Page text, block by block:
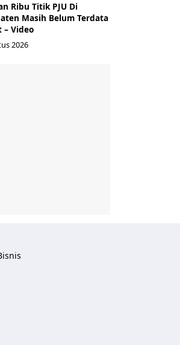
Ribu Titik PJU Di
Masih Belum Terdata
– Video
2026